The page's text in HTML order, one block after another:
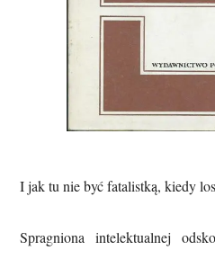
I jak tu nie być fatalistką, kiedy
Spragniona intelektualnej